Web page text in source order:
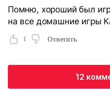
Помню, хороший был
на все домашние игры
1 Ответить
12